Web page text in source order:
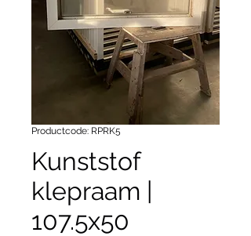
Productcode: RPRK5
Kunststof
klepraam |
107.5x50